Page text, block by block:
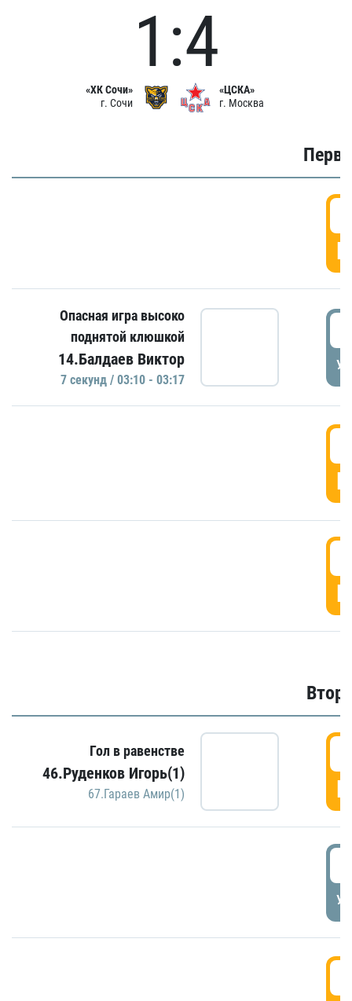
«ХК Сочи»
г. Сочи
1:4
«ЦСКА»
г. Москва
Опасная игра высоко
поднятой клюшкой
14.Балдаев Виктор
7 секунд / 03:10 - 03:17
Гол в равенстве
46.Руденков Игорь(1)
67.Гараев Амир(1)